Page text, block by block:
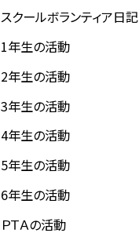
スクールボランティア日記
1年生の活動
2年生の活動
3年生の活動
4年生の活動
5年生の活動
6年生の活動
ＰＴＡの活動